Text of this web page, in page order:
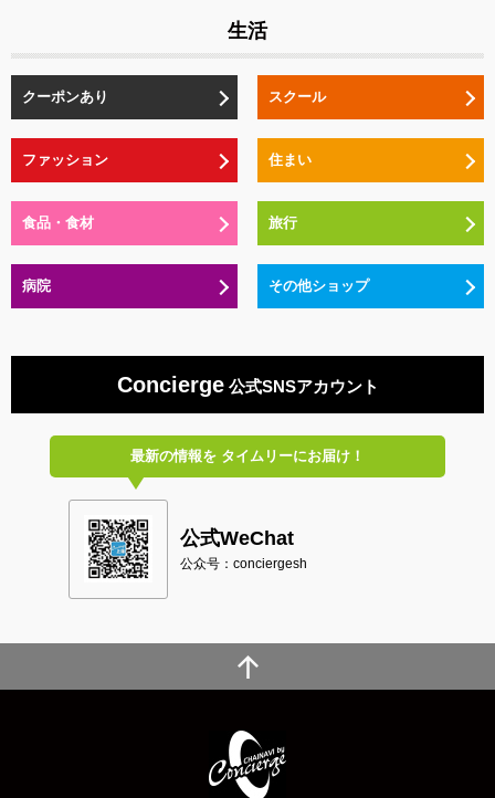
生活
クーポンあり スクール
ファッション 住まい
食品・食材 旅行
病院 その他ショップ
Concierge公式SNSアカウント
最新の情報をタイムリーにお届け！
公式WeChat
公众号：conciergesh